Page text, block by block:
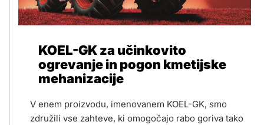
KOEL-GK za učinkovito
ogrevanje in pogon kmetijske
mehanizacije
V enem proizvodu, imenovanem KOEL-GK, smo
združili vse zahteve, ki omogočajo rabo goriva tako